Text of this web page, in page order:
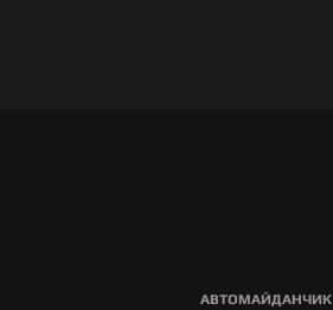
АВТОМАЙДАНЧИК